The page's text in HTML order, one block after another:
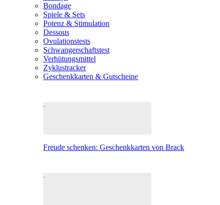
Bondage
Spiele & Sets
Potenz & Stimulation
Dessous
Ovulationstests
Schwangerschaftstest
Verhütungsmittel
Zyklustracker
Geschenkkarten & Gutscheine
Freude schenken: Geschenkkarten von Brack